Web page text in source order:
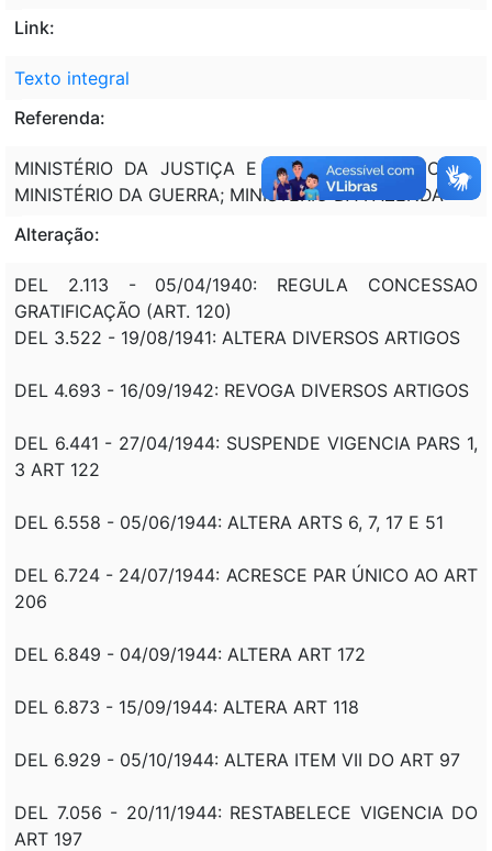
Link:
Texto integral
Referenda:
MINISTÉRIO DA JUSTIÇA E NEGÓCIOS INTERIORES;
MINISTÉRIO DA GUERRA; MINISTÉRIO DA FAZENDA
Alteração:
DEL 2.113 - 05/04/1940: REGULA CONCESSAO
GRATIFICAÇÃO (ART. 120)
DEL 3.522 - 19/08/1941: ALTERA DIVERSOS ARTIGOS
DEL 4.693 - 16/09/1942: REVOGA DIVERSOS ARTIGOS
DEL 6.441 - 27/04/1944: SUSPENDE VIGENCIA PARS 1,
3 ART 122
DEL 6.558 - 05/06/1944: ALTERA ARTS 6, 7, 17 E 51
DEL 6.724 - 24/07/1944: ACRESCE PAR ÚNICO AO ART
206
DEL 6.849 - 04/09/1944: ALTERA ART 172
DEL 6.873 - 15/09/1944: ALTERA ART 118
DEL 6.929 - 05/10/1944: ALTERA ITEM VII DO ART 97
DEL 7.056 - 20/11/1944: RESTABELECE VIGENCIA DO
ART 197